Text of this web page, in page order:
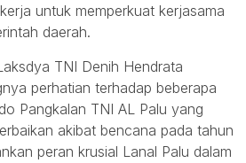
untuk memperkuat kerjasama
daerah.
TNI Denih Hendrata
perhatian terhadap beberapa
Pangkalan TNI AL Palu yang
akibat bencana pada tahun
peran krusial Lanal Palu dalam